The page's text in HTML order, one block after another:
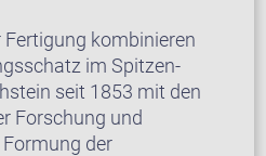
Fertigung kombinieren
im Spitzen-
seit 1853 mit den
Forschung und
der